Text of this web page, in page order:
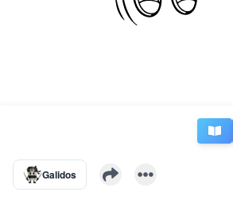
Galidos